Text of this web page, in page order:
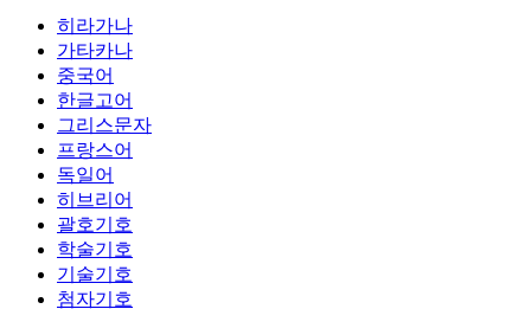
히라가나
가타카나
중국어
한글고어
그리스문자
프랑스어
독일어
히브리어
괄호기호
학술기호
기술기호
첨자기호